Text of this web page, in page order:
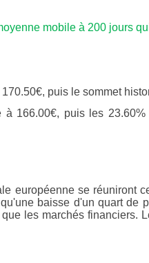
mobile à 200 jours
puis le sommet
166.00€, puis les
européenne se réuniront
baisse d'un quart de
les marchés financiers.